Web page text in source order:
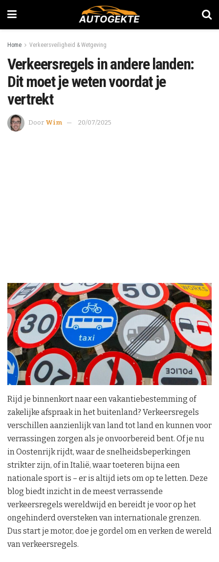
Home Verkeersveiligheid & Wetgeving
Verkeersregels in andere landen:
Dit moet je weten voordat je
vertrekt
Door Wim 20/07/2025
Rijd je binnenkort naar een vakantiebestemming of
zakelijke afspraak in het buitenland? Verkeersregels
verschillen aanzienlijk van land tot land en kunnen voor
verrassingen zorgen als je onvoorbereid bent. Of je nu
in Oostenrijk rijdt, waar de snelheidsbeperkingen
strikter zijn, of in Italië, waar toeteren bijna een
nationale sport is – er is altijd iets om op te letten. Deze
blog biedt inzicht in de meest verrassende
verkeersregels wereldwijd en bereidt je voor op het
ongehinderd oversteken van internationale grenzen.
Dus start je motor, doe je gordel om en verken de wereld
van verkeersregels.